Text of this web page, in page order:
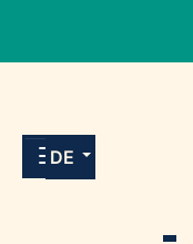
unserer
DE